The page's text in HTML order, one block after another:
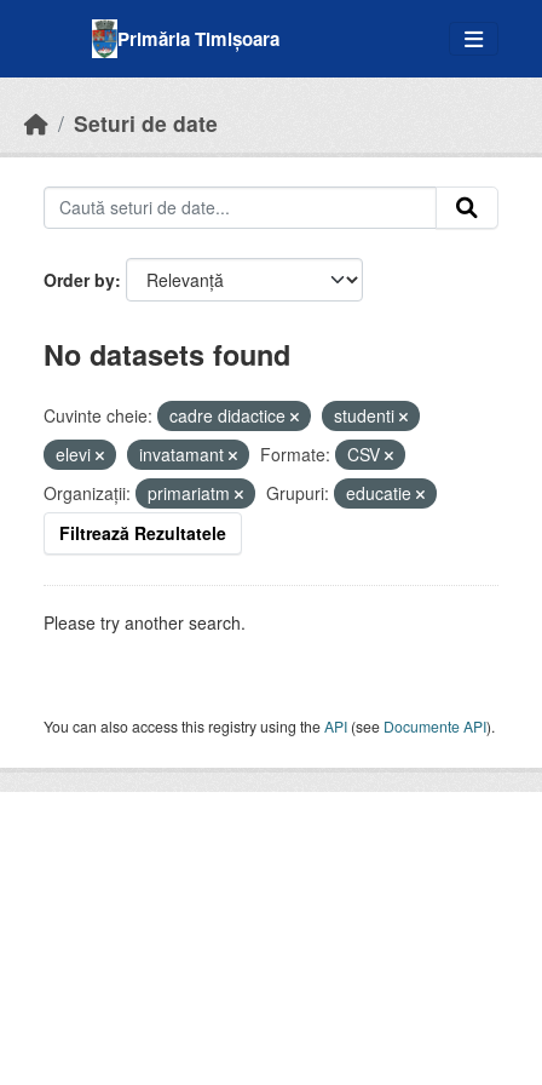
Primăria Timișoara
Seturi de date
Order by
No datasets found
Cuvinte cheie: cadre didactice
studenti
elevi
invatamant Formate:
CSV
Organizații:
primariatm Grupuri:
educatie
Filtrează Rezultatele
Please try another search.
You can also access this registry using theAPI (see Documente API).